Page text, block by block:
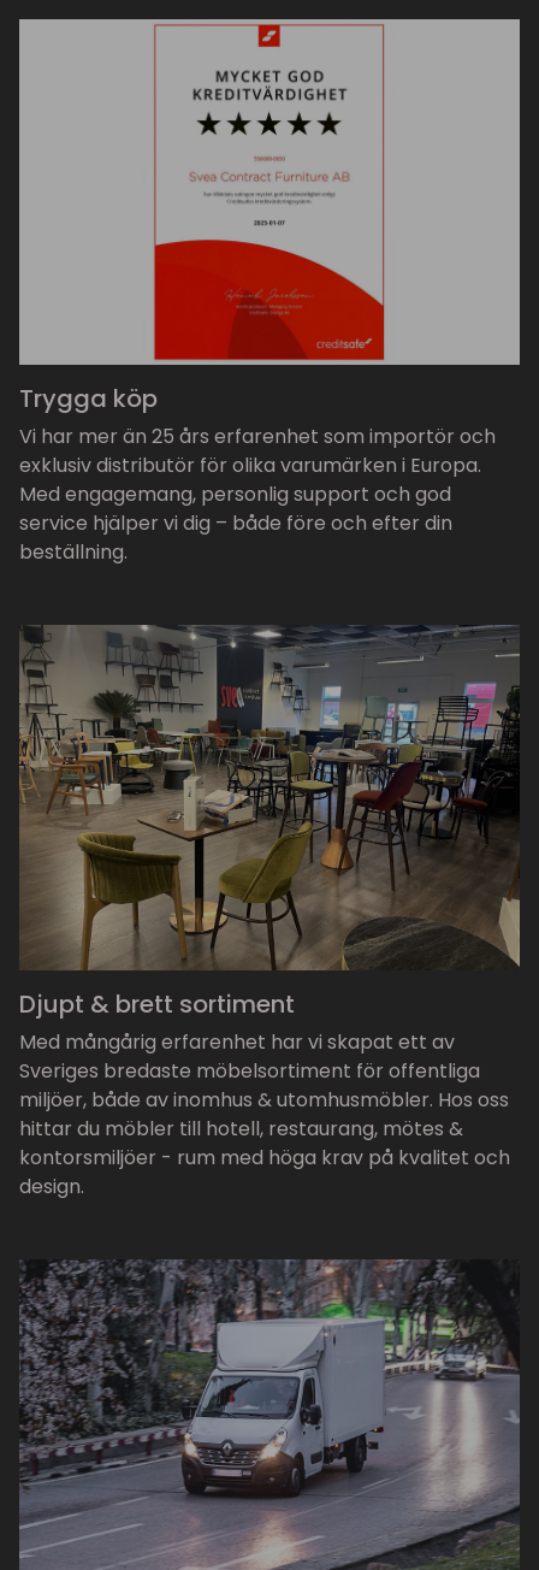
Trygga köp
Vi har mer än 25 års erfarenhet som importör och
exklusiv distributör för olika varumärken i Europa.
Med engagemang, personlig support och god
service hjälper vi dig – både före och efter din
beställning.
Djupt & brett sortiment
Med mångårig erfarenhet har vi skapat ett av
Sveriges bredaste möbelsortiment för offentliga
miljöer, både av inomhus & utomhusmöbler. Hos oss
hittar du möbler till hotell, restaurang, mötes &
kontorsmiljöer - rum med höga krav på kvalitet och
design.